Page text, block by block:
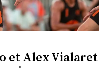
et Alex Vialaret